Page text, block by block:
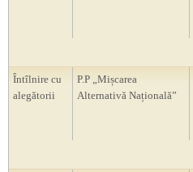
Întîlnire cu
alegătorii
P.P „Mișcarea
Alternativă Națională”